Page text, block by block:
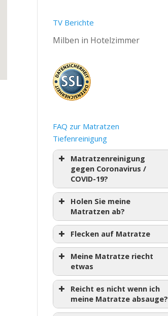
TV Berichte
Milben in Hotelzimmer
FAQ zur Matratzen
Tiefenreinigung
Matratzenreinigung
gegen Coronavirus /
COVID-19?
Holen Sie meine
Matratzen ab?
Flecken auf Matratze
Meine Matratze riecht
etwas
Reicht es nicht wenn ich
meine Matratze absauge?